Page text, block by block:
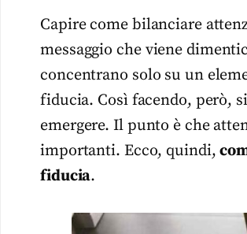
Capire come bilanciare
messaggio che viene
concentrano solo su un
fiducia. Così facendo, però,
emergere. Il punto è che
importanti. Ecco, quindi,
fiducia.